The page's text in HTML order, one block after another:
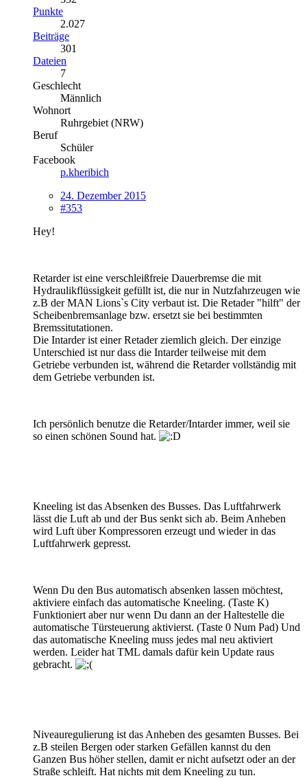
Punkte
2.027
Beiträge
301
Dateien
7
Geschlecht
Männlich
Wohnort
Ruhrgebiet (NRW)
Beruf
Schüler
Facebook
p.kheribich
24. Dezember 2015
#353
Hey!
Retarder ist eine verschleißfreie Dauerbremse die mit
Hydraulikflüssigkeit gefüllt ist, die nur in Nutzfahrzeugen wie
z.B der MAN Lions`s City verbaut ist. Die Retader "hilft" der
Scheibenbremsanlage bzw. ersetzt sie bei bestimmten
Bremssitutationen.
Die Intarder ist einer Retader ziemlich gleich. Der einzige
Unterschied ist nur dass die Intarder teilweise mit dem
Getriebe verbunden ist, während die Retarder vollständig mit
dem Getriebe verbunden ist.
Ich persönlich benutze die Retarder/Intarder immer, weil sie
so einen schönen Sound hat.
Kneeling ist das Absenken des Busses. Das Luftfahrwerk
lässt die Luft ab und der Bus senkt sich ab. Beim Anheben
wird Luft über Kompressoren erzeugt und wieder in das
Luftfahrwerk gepresst.
Wenn Du den Bus automatisch absenken lassen möchtest,
aktiviere einfach das automatische Kneeling. (Taste K)
Funktioniert aber nur wenn Du dann an der Haltestelle die
automatische Türsteuerung aktivierst. (Taste 0 Num Pad) Und
das automatische Kneeling muss jedes mal neu aktiviert
werden. Leider hat TML damals dafür kein Update raus
gebracht.
Niveauregulierung ist das Anheben des gesamten Busses. Bei
z.B steilen Bergen oder starken Gefällen kannst du den
Ganzen Bus höher stellen, damit er nicht aufsetzt oder an der
Straße schleift. Hat nichts mit dem Kneeling zu tun.